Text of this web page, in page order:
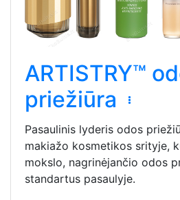
ARTISTRY™
priežiūra
Pasaulinis lyderis odos
makiažo kosmetikos srityje,
mokslo, nagrinėjančio odos
standartus pasaulyje.